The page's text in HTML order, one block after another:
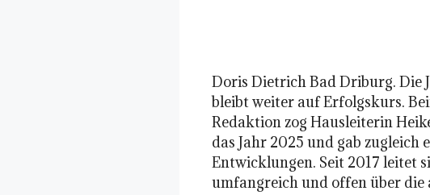
Doris Dietrich Bad Driburg. Die
bleibt weiter auf Erfolgskurs.
Redaktion zog Hausleiterin
das Jahr 2025 und gab
Entwicklungen. Seit 2017 leitet
umfangreich und offen über die